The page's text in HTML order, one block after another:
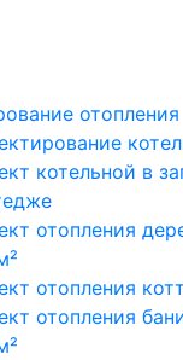
отопления
котельной в
отопления
отопления
отопления